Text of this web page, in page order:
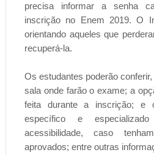
precisa informar a senha
inscrição no Enem 2019. O
orientando aqueles que
recuperá-la.
Os estudantes poderão
sala onde farão o exame; a
feita durante a inscrição; e
específico e
acessibilidade, caso
aprovados; entre outras